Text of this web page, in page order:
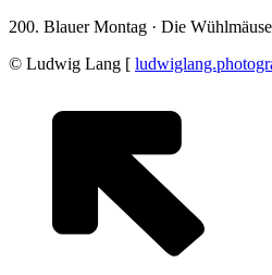
200. Blauer Montag · Die
© Ludwig Lang [